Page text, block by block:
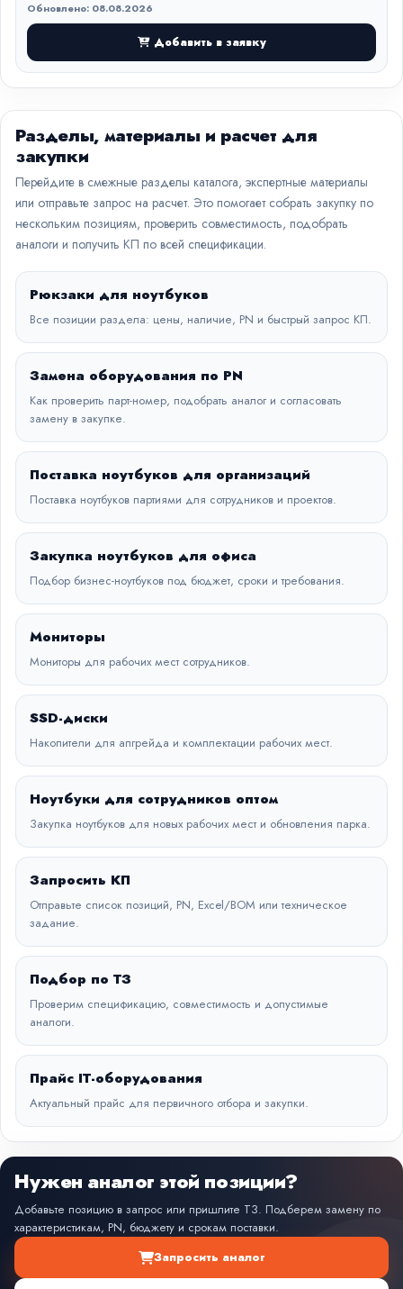
Обновлено: 08.08.2026
Добавить в заявку
Разделы, материалы и расчет для
закупки
Перейдите в смежные разделы каталога, экспертные материалы
или отправьте запрос на расчет. Это помогает собрать закупку по
нескольким позициям, проверить совместимость, подобрать
аналоги и получить КП по всей спецификации.
Рюкзаки для ноутбуков
Все позиции раздела: цены, наличие, PN и быстрый запрос КП.
Замена оборудования по PN
Как проверить парт-номер, подобрать аналог и согласовать
замену в закупке.
Поставка ноутбуков для организаций
Поставка ноутбуков партиями для сотрудников и проектов.
Закупка ноутбуков для офиса
Подбор бизнес-ноутбуков под бюджет, сроки и требования.
Мониторы
Мониторы для рабочих мест сотрудников.
SSD-диски
Накопители для апгрейда и комплектации рабочих мест.
Ноутбуки для сотрудников оптом
Закупка ноутбуков для новых рабочих мест и обновления парка.
Запросить КП
Отправьте список позиций, PN, Excel/BOM или техническое
задание.
Подбор по ТЗ
Проверим спецификацию, совместимость и допустимые
аналоги.
Прайс IT-оборудования
Актуальный прайс для первичного отбора и закупки.
Нужен аналог этой позиции?
Добавьте позицию в запрос или пришлите ТЗ. Подберем замену по
характеристикам, PN, бюджету и срокам поставки.
Запросить аналог